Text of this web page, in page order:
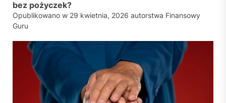
bez pożyczek?
Opublikowano w 29 kwietnia, 2026 autorstwa Finansowy
Guru